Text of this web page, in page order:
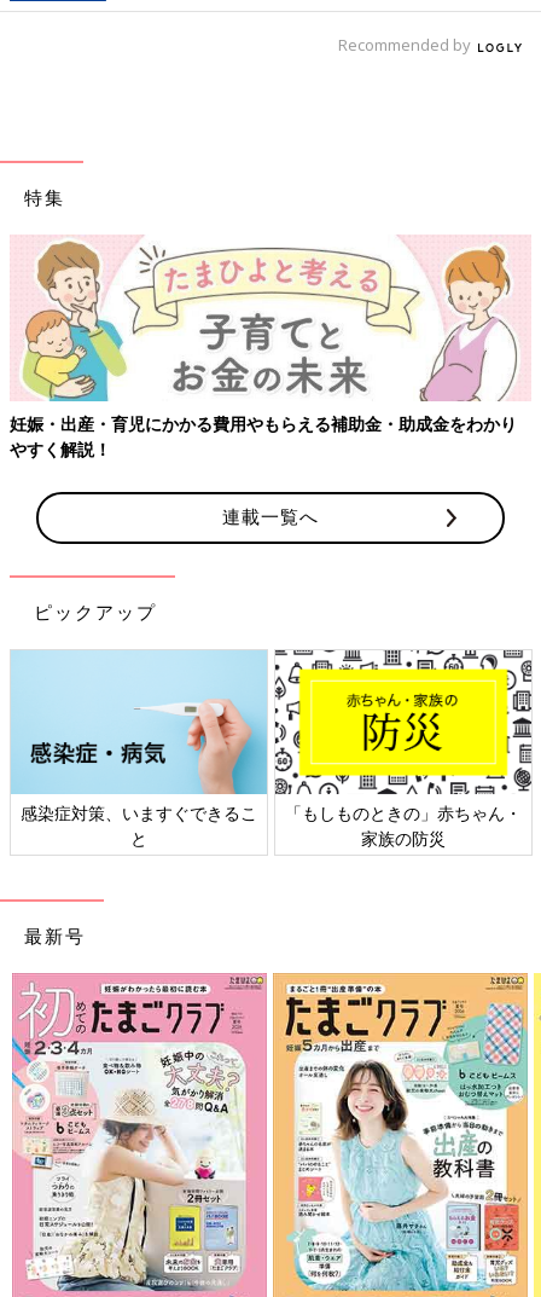
Recommended by
特集
【ワクチン接種できるものも】妊婦の感染症対策、知っておいて！
連載一覧へ
ピックアップ
日本外来小児科学会リーフレッ
ト検討会
六星占術 細木かおりさんの人生
相談
最新号